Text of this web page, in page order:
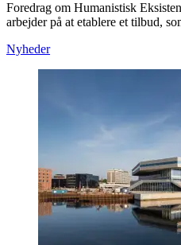
Foredrag om Humanistisk
arbejder på at etablere et tilbud,
Categories
Nyheder